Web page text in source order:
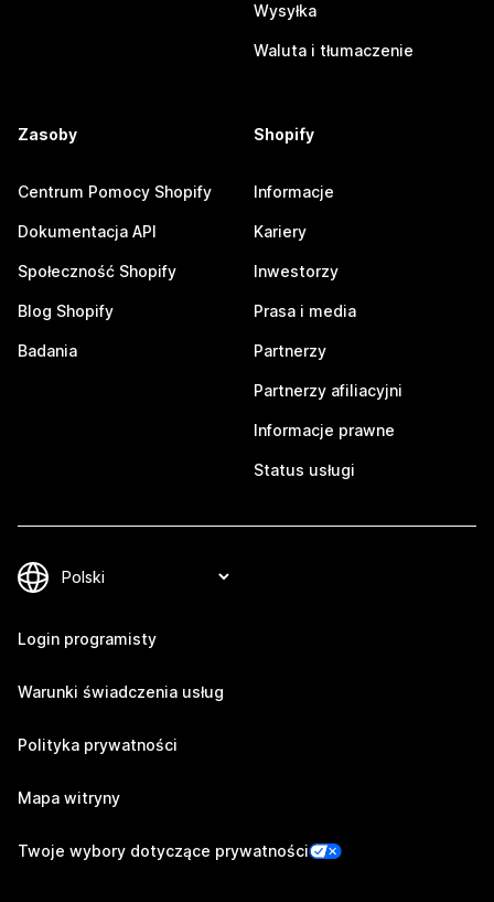
Wysyłka
Waluta i tłumaczenie
Zasoby
Centrum Pomocy Shopify
Dokumentacja API
Społeczność Shopify
Blog Shopify
Badania
Shopify
Informacje
Kariery
Inwestorzy
Prasa i media
Partnerzy
Partnerzy afiliacyjni
Informacje prawne
Status usługi
Login programisty
Warunki świadczenia usług
Polityka prywatności
Mapa witryny
Twoje wybory dotyczące prywatności